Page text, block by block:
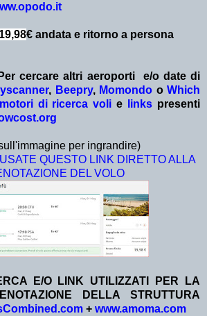
€ andata e ritorno a persona
cercare altri aeroporti e/o date di
, Beepry, Momondo o Which
motori di ricerca voli e links presenti
per ingrandire)
QUESTO LINK DIRETTO ALLA
DEL VOLO
E/O LINK UTILIZZATI PER LA
DELLA STRUTTURA
+ www.amoma.com